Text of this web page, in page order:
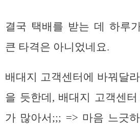
결국 택배를 받는 데 하루
큰 타격은 아니었네요.
배대지 고객센터에 바꿔달
을 듯한데, 배대지 고객센
가 많아서;;; => 마음 느긋